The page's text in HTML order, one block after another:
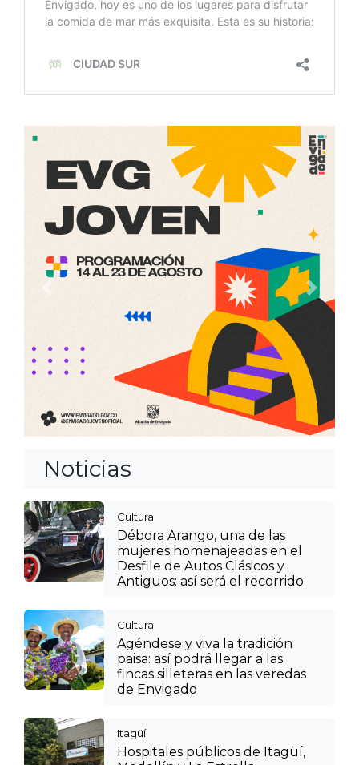
Noticias
Cultura
Débora Arango, una de las
mujeres homenajeadas en el
Desfile de Autos Clásicos y
Antiguos: así será el recorrido
Cultura
Agéndese y viva la tradición
paisa: así podrá llegar a las
fincas silleteras en las veredas
de Envigado
Itagüí
Hospitales públicos de Itagüí,